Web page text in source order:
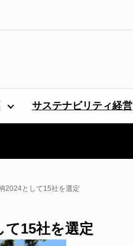
サステナビリティ経営
2024として15社を選定
て15社を選定